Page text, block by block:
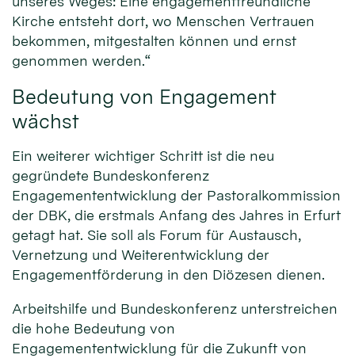
Kirche entsteht dort, wo Menschen Vertrauen
bekommen, mitgestalten können und ernst
genommen werden.“
Bedeutung von Engagement
wächst
Ein weiterer wichtiger Schritt ist die neu
gegründete Bundeskonferenz
Engagemententwicklung der Pastoralkommission
der DBK, die erstmals Anfang des Jahres in Erfurt
getagt hat. Sie soll als Forum für Austausch,
Vernetzung und Weiterentwicklung der
Engagementförderung in den Diözesen dienen.
Arbeitshilfe und Bundeskonferenz unterstreichen
die hohe Bedeutung von
Engagemententwicklung für die Zukunft von